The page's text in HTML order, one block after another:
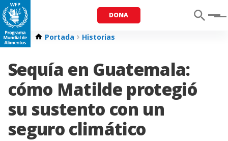
DONA Menu
Portada Historias
Sequía en Guatemala:
cómo Matilde protegió
su sustento con un
seguro climático